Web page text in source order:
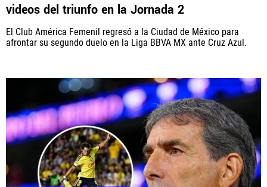
videos del triunfo en la Jornada 2
El Club América Femenil regresó a la Ciudad de México para
afrontar su segundo duelo en la Liga BBVA MX ante Cruz Azul.